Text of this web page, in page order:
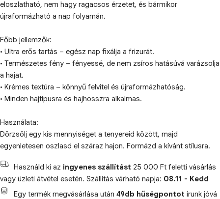
eloszlatható, nem hagy ragacsos érzetet, és bármikor
újraformázható a nap folyamán.
Főbb jellemzők:
• Ultra erős tartás – egész nap fixálja a frizurát.
• Természetes fény – fényessé, de nem zsíros hatásúvá varázsolja
a hajat.
• Krémes textúra – könnyű felvitel és újraformázhatóság.
• Minden hajtípusra és hajhosszra alkalmas.
Használata:
Dörzsölj egy kis mennyiséget a tenyereid között, majd
egyenletesen oszlasd el száraz hajon. Formázd a kívánt stílusra.
Használd ki az ingyenes szállítást 25 000 Ft feletti vásárlás
vagy üzleti átvétel esetén. Szállítás várható napja: 08.11 - Kedd
Egy termék megvásárlása után 49db hűségpontot írunk jóvá